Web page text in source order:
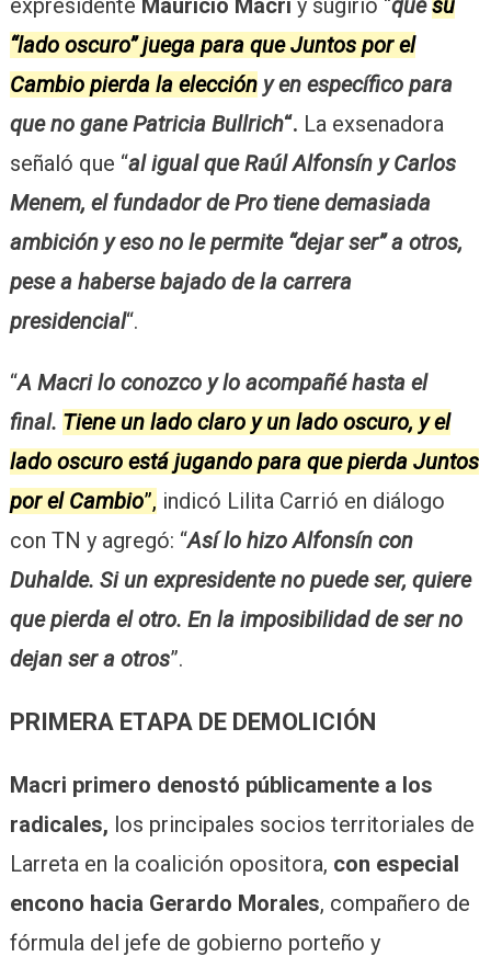
expresidente Mauricio Macri y sugirió “quesu
“lado oscuro” juega para que Juntos por el
Cambio pierda la eleccióny en específico para
que no gane Patricia Bullrich“. La exsenadora
señaló que “al igual que Raúl Alfonsín y Carlos
Menem, el fundador de Pro tiene demasiada
ambición y eso no le permite “dejar ser” a otros,
pese a haberse bajado de la carrera
presidencial“.
“A Macri lo conozco y lo acompañé hasta el
final. Tiene un lado claro y un lado oscuro, y el
lado oscuro está jugando para que pierda Juntos
por el Cambio”, indicó Lilita Carrió en diálogo
con TN y agregó: “Así lo hizo Alfonsín con
Duhalde. Si un expresidente no puede ser, quiere
que pierda el otro. En la imposibilidad de ser no
dejan ser a otros”.
PRIMERA ETAPA DE DEMOLICIÓN
Macri primero denostó públicamente a los
radicales, los principales socios territoriales de
Larreta en la coalición opositora, con especial
encono hacia Gerardo Morales, compañero de
fórmula del jefe de gobierno porteño y